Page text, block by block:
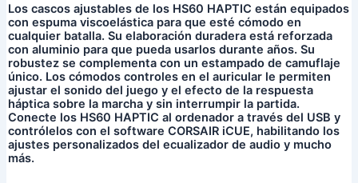
Los cascos ajustables de los HS60 HAPTIC están equipados
con espuma viscoelástica para que esté cómodo en
cualquier batalla. Su elaboración duradera está reforzada
con aluminio para que pueda usarlos durante años. Su
robustez se complementa con un estampado de camuflaje
único. Los cómodos controles en el auricular le permiten
ajustar el sonido del juego y el efecto de la respuesta
háptica sobre la marcha y sin interrumpir la partida.
Conecte los HS60 HAPTIC al ordenador a través del USB y
contrólelos con el software CORSAIR iCUE, habilitando los
ajustes personalizados del ecualizador de audio y mucho
más.